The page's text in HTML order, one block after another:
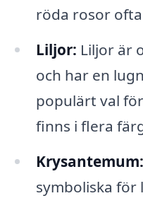
röda rosor
Liljor: Liljor är
och har en
populärt val
finns i flera
Krysantemum:
symboliska för